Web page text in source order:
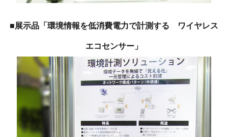
■展示品「環境情報を低消費電力で計測する ワイヤレス
エコセンサー」